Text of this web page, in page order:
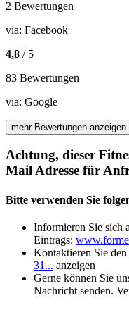
2 Bewertungen
via: Facebook
4,8 / 5
83 Bewertungen
via: Google
mehr Bewertungen anzeigen
Achtung, dieser
Mail Adresse für
Bitte verwenden Sie
Informieren Sie sich
Eintrags:
Kontaktieren Sie
31... anzeigen
Gerne können Sie
Nachricht senden.